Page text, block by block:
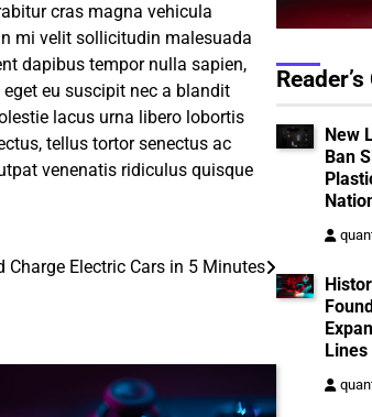
cras magna vehicula
mi velit sollicitudin malesuada
dapibus tempor nulla sapien,
eu suscipit nec a blandit
lacus urna libero lobortis
tellus tortor senectus ac
venenatis ridiculus quisque
Charge Electric Cars in 5 Minutes
New
Ban
Lines